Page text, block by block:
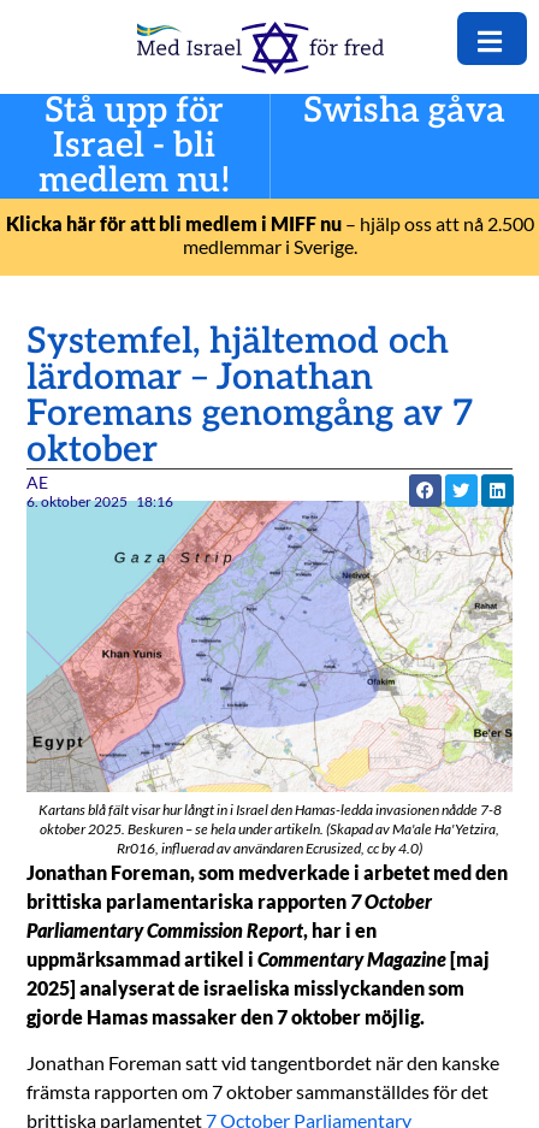
Stå upp för
Israel - bli
medlem nu!
Swisha gåva
Klicka här för att bli medlem i MIFF nu– hjälp oss att nå 2.500
medlemmar i Sverige.
Systemfel, hjältemod och
lärdomar – Jonathan
Foremans genomgång av 7
oktober
AE
6. oktober 2025 18:16
Kartans blå fält visar hur långt in i Israel den Hamas-ledda invasionen nådde 7-8
oktober 2025. Beskuren – se hela under artikeln. (Skapad av Ma'ale Ha'Yetzira,
Rr016, influerad av användaren Ecrusized, cc by 4.0)
Jonathan Foreman, som medverkade i arbetet med den
brittiska parlamentariska rapporten 7 October
Parliamentary Commission Report, har i en
uppmärksammad artikel iCommentary Magazine[maj
2025] analyserat de israeliska misslyckanden som
gjorde Hamas massaker den 7 oktober möjlig.
Jonathan Foreman satt vid tangentbordet när den kanske
främsta rapporten om 7 oktober sammanställdes för det
brittiska parlamentet7 October Parliamentary